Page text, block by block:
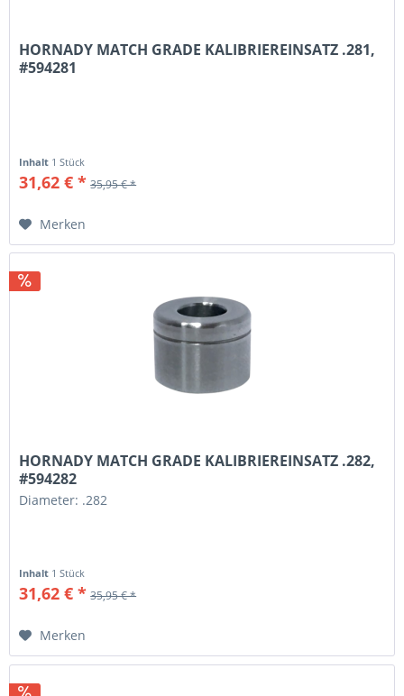
HORNADY MATCH GRADE KALIBRIEREINSATZ .281,
#594281
Inhalt 1 Stück
31,62 € * 35,95 € *
Merken
HORNADY MATCH GRADE KALIBRIEREINSATZ .282,
#594282
Diameter: .282
Inhalt 1 Stück
31,62 € * 35,95 € *
Merken